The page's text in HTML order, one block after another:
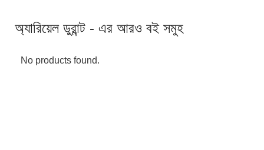
অ্যারিয়েল ডুরান্ট - এর আরও বই সমুহ
No products found.